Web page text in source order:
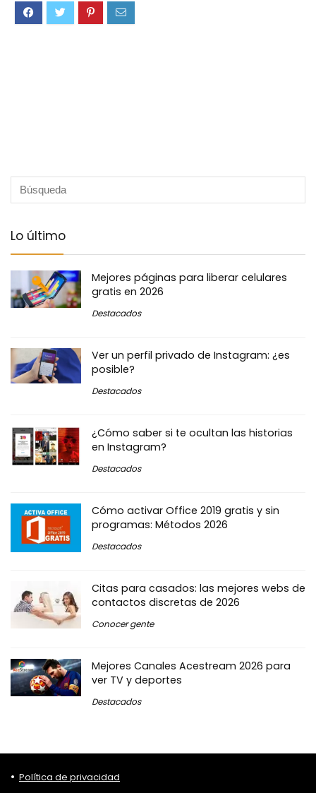
Lo último
Mejores páginas para liberar celulares
gratis en 2026
Destacados
Ver un perfil privado de Instagram: ¿es
posible?
Destacados
¿Cómo saber si te ocultan las historias
en Instagram?
Destacados
Cómo activar Office 2019 gratis y sin
programas: Métodos 2026
Destacados
Citas para casados: las mejores webs de
contactos discretas de 2026
Conocer gente
Mejores Canales Acestream 2026 para
ver TV y deportes
Destacados
Política de privacidad